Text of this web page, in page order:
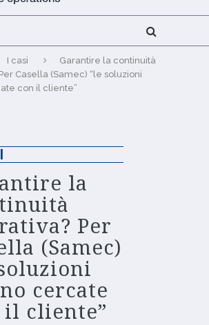
I casi
Garantire la continuità
Casella (Samec) “le soluzioni
con il cliente”
la
Per
(Samec)
cercate
il cliente”